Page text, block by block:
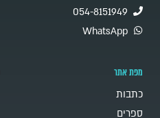
054-8151949
WhatsApp
מפת אתר
כתבות
ספרים